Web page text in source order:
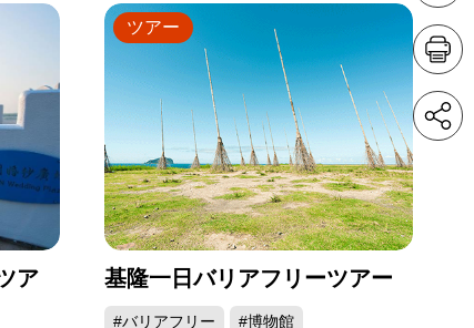
ア
基隆一日バリアフリーツアー
#バリアフリー #博物館
ツアー